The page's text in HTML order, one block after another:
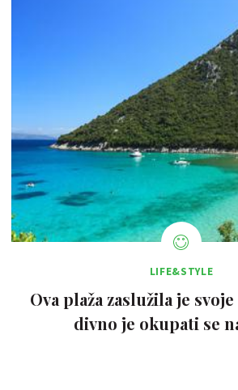
LIFE&STYLE
Ova plaža zaslužila je
divno je okupati se